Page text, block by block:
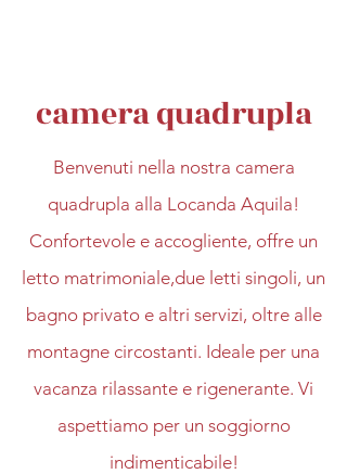
camera quadrupla
Benvenuti nella nostra camera
quadrupla alla Locanda Aquila!
Confortevole e accogliente, offre un
letto matrimoniale,due letti singoli, un
bagno privato e altri servizi, oltre alle
montagne circostanti. Ideale per una
vacanza rilassante e rigenerante. Vi
aspettiamo per un soggiorno
indimenticabile!